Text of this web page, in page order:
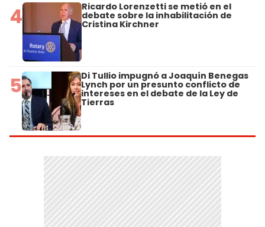
4 Ricardo Lorenzetti se metió en el
debate sobre la inhabilitación de
Cristina Kirchner
5 Di Tullio impugnó a Joaquín Benegas
Lynch por un presunto conflicto de
intereses en el debate de la Ley de
Tierras